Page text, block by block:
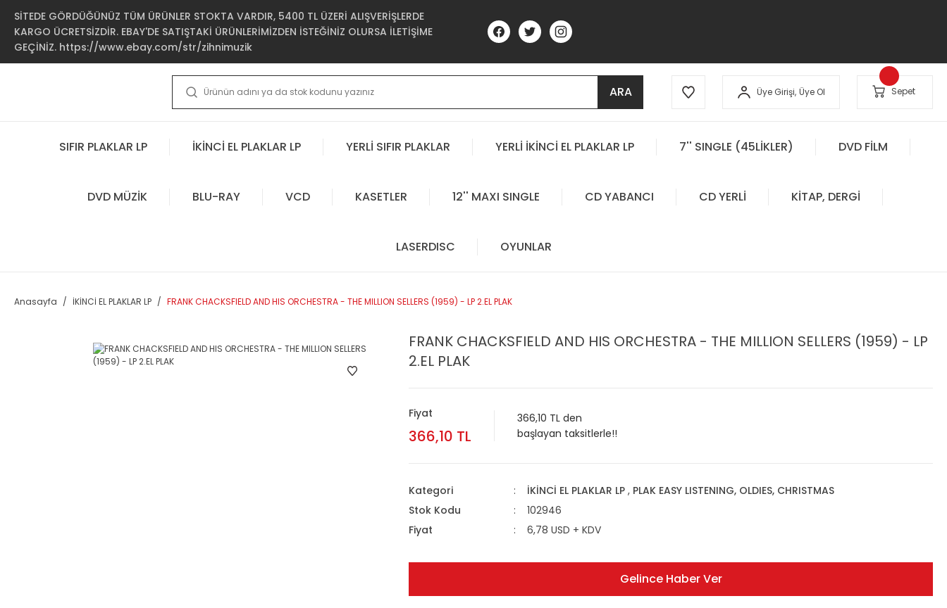
SİTEDE GÖRDÜĞÜNÜZ TÜM ÜRÜNLER STOKTA VARDIR, 5400 TL ÜZERİ ALIŞVERİŞLERDE
KARGO ÜCRETSİZDİR. EBAY'DE SATIŞTAKİ ÜRÜNLERİMİZDEN İSTEĞİNİZ OLURSA İLETİŞİME
GEÇİNİZ. https://www.ebay.com/str/zihnimuzik
ARA Üye Girişi, Üye Ol Sepet
SIFIR PLAKLAR LP İKİNCİ EL PLAKLAR LP YERLİ SIFIR PLAKLAR YERLİ İKİNCİ EL PLAKLAR LP 7'' SINGLE (45LİKLER) DVD FİLM
DVD MÜZİK BLU-RAY VCD KASETLER 12'' MAXI SINGLE CD YABANCI CD YERLİ KİTAP, DERGİ
LASERDISC OYUNLAR
Anasayfa İKİNCİ EL PLAKLAR LP FRANK CHACKSFIELD AND HIS ORCHESTRA - THE MILLION SELLERS (1959) - LP 2.EL PLAK
FRANK CHACKSFIELD AND HIS ORCHESTRA - THE MILLION SELLERS (1959) - LP
2.EL PLAK
Fiyat
366,10 TL
366,10 TL den
başlayan taksitlerle!!
Kategori İKİNCİ EL PLAKLAR LP , PLAK EASY LISTENING, OLDIES, CHRISTMAS
Stok Kodu
102946
Fiyat
6,78 USD + KDV
Gelince Haber Ver